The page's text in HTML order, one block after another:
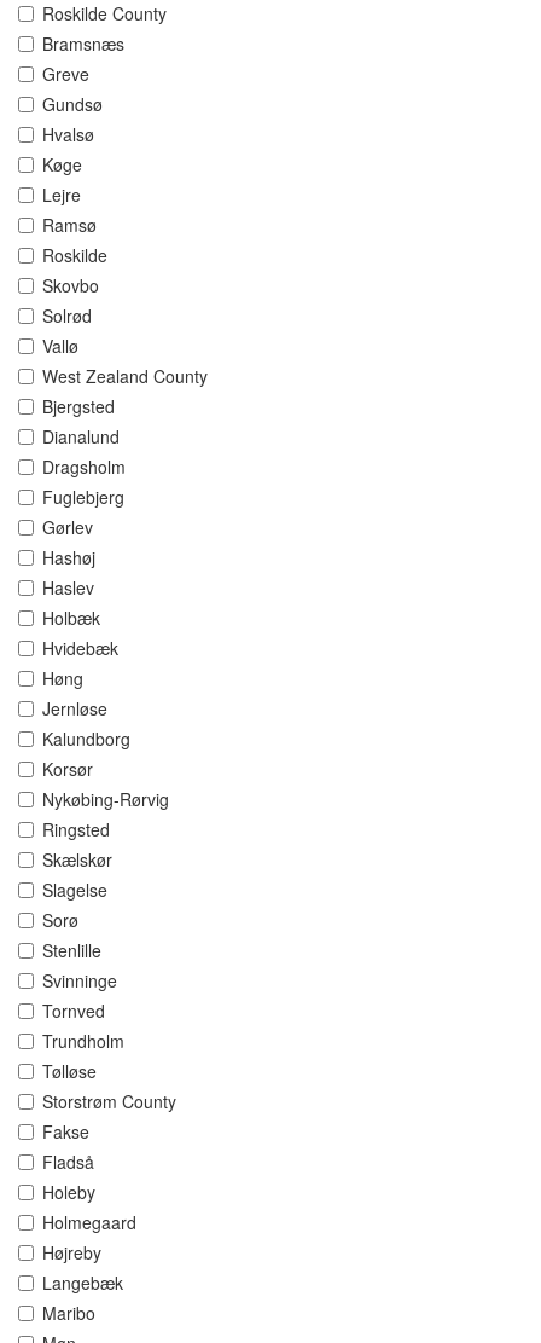
Roskilde County
Bramsnæs
Greve
Gundsø
Hvalsø
Køge
Lejre
Ramsø
Roskilde
Skovbo
Solrød
Vallø
West Zealand County
Bjergsted
Dianalund
Dragsholm
Fuglebjerg
Gørlev
Hashøj
Haslev
Holbæk
Hvidebæk
Høng
Jernløse
Kalundborg
Korsør
Nykøbing-Rørvig
Ringsted
Skælskør
Slagelse
Sorø
Stenlille
Svinninge
Tornved
Trundholm
Tølløse
Storstrøm County
Fakse
Fladså
Holeby
Holmegaard
Højreby
Langebæk
Maribo